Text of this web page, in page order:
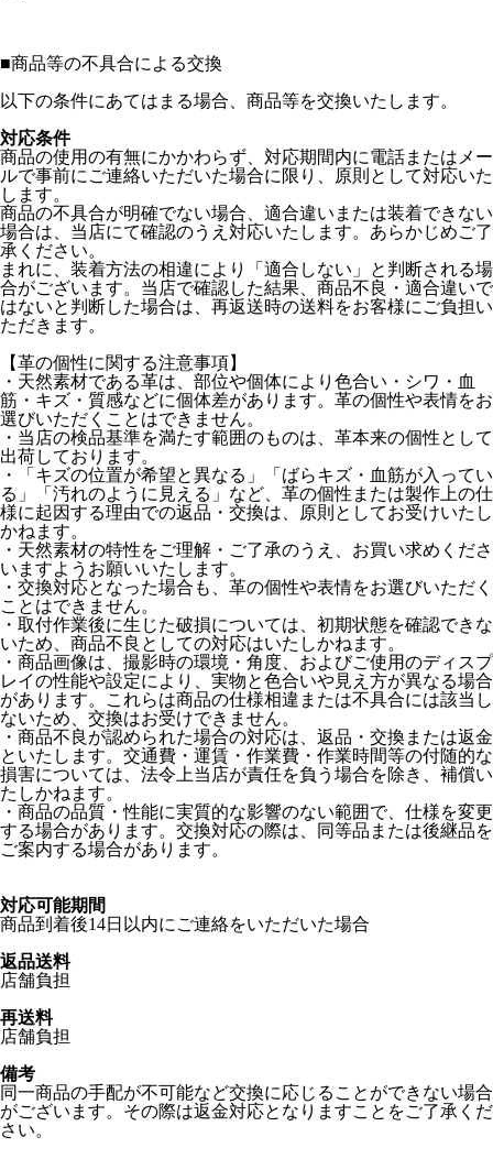
■商品等の不具合による交換
以下の条件にあてはまる場合、商品等を交換いたします。
対応条件
商品の使用の有無にかかわらず、対応期間内に電話またはメー
ルで事前にご連絡いただいた場合に限り、原則として対応いた
します。
商品の不具合が明確でない場合、適合違いまたは装着できない
場合は、当店にて確認のうえ対応いたします。あらかじめご了
承ください。
まれに、装着方法の相違により「適合しない」と判断される場
合がございます。当店で確認した結果、商品不良・適合違いで
はないと判断した場合は、再返送時の送料をお客様にご負担い
ただきます。
【革の個性に関する注意事項】
・天然素材である革は、部位や個体により色合い・シワ・血
筋・キズ・質感などに個体差があります。革の個性や表情をお
選びいただくことはできません。
・当店の検品基準を満たす範囲のものは、革本来の個性として
出荷しております。
・「キズの位置が希望と異なる」「ばらキズ・血筋が入ってい
る」「汚れのように見える」など、革の個性または製作上の仕
様に起因する理由での返品・交換は、原則としてお受けいたし
かねます。
・天然素材の特性をご理解・ご了承のうえ、お買い求めくださ
いますようお願いいたします。
・交換対応となった場合も、革の個性や表情をお選びいただく
ことはできません。
・取付作業後に生じた破損については、初期状態を確認できな
いため、商品不良としての対応はいたしかねます。
・商品画像は、撮影時の環境・角度、およびご使用のディスプ
レイの性能や設定により、実物と色合いや見え方が異なる場合
があります。これらは商品の仕様相違または不具合には該当し
ないため、交換はお受けできません。
・商品不良が認められた場合の対応は、返品・交換または返金
といたします。交通費・運賃・作業費・作業時間等の付随的な
損害については、法令上当店が責任を負う場合を除き、補償い
たしかねます。
・商品の品質・性能に実質的な影響のない範囲で、仕様を変更
する場合があります。交換対応の際は、同等品または後継品を
ご案内する場合があります。
対応可能期間
商品到着後14日以内にご連絡をいただいた場合
返品送料
店舗負担
再送料
店舗負担
備考
同一商品の手配が不可能など交換に応じることができない場合
がございます。その際は返金対応となりますことをご了承くだ
さい。